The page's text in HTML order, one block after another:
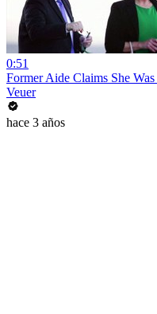
0:51
Former Aide Claims She
Veuer
hace 3 años